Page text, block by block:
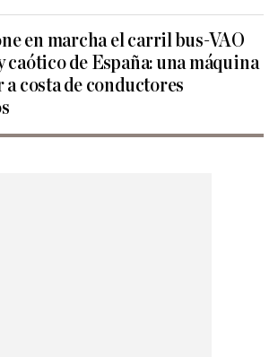
en marcha el carril bus-VAO
caótico de España: una máquina
costa de conductores